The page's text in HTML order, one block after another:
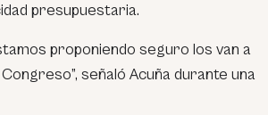
presupuestaria.
proponiendo seguro los van a
señaló Acuña durante una